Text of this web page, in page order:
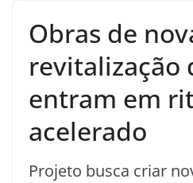
Obras de
revitalização
entram em
acelerado
Projeto busca criar